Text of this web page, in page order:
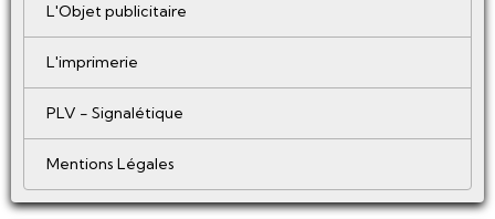
L'Objet publicitaire
L'imprimerie
PLV - Signalétique
Mentions Légales